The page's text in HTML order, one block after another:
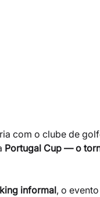
com o clube de
Portugal Cup — o
informal, o